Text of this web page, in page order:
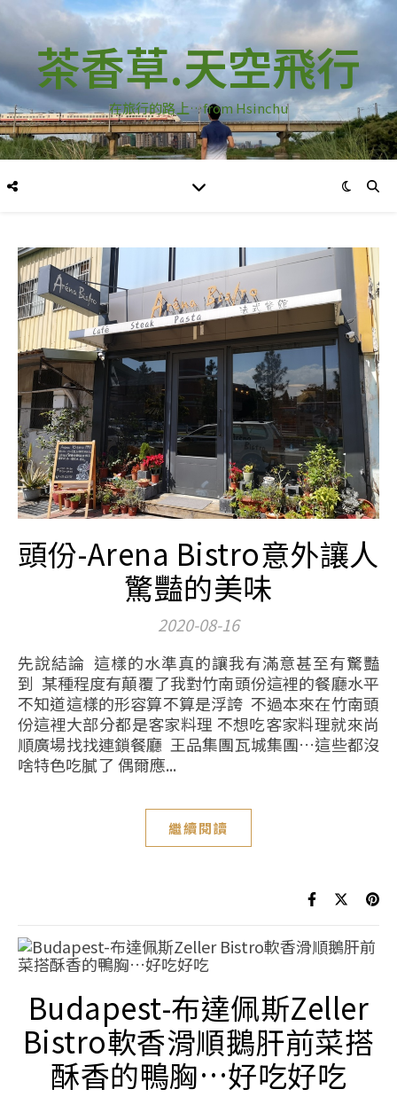
茶香草.天空飛行
在旅行的路上…from Hsinchu
頭份-Arena Bistro意外讓人
驚豔的美味
2020-08-16
先說結論 這樣的水準真的讓我有滿意甚至有驚豔
到 某種程度有顛覆了我對竹南頭份這裡的餐廳水平
不知道這樣的形容算不算是浮誇 不過本來在竹南頭
份這裡大部分都是客家料理 不想吃客家料理就來尚
順廣場找找連鎖餐廳 王品集團瓦城集團…這些都沒
啥特色吃膩了 偶爾應...
繼續閱讀
Budapest-布達佩斯Zeller
Bistro軟香滑順鵝肝前菜搭
酥香的鴨胸…好吃好吃